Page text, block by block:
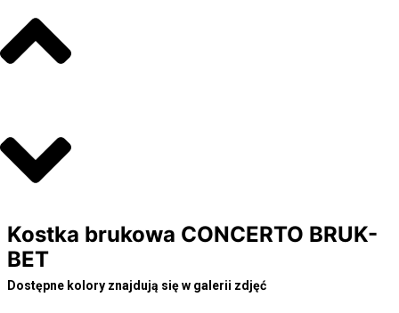
Kostka brukowa CONCERTO BRUK-
BET
Dostępne kolory znajdują się w galerii zdjęć